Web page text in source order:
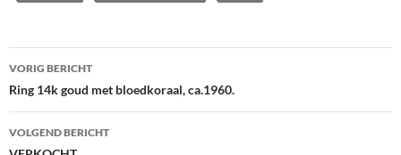
Berichtnavigatie
VORIG BERICHT
Ring 14k goud met bloedkoraal, ca.1960.
VOLGEND BERICHT